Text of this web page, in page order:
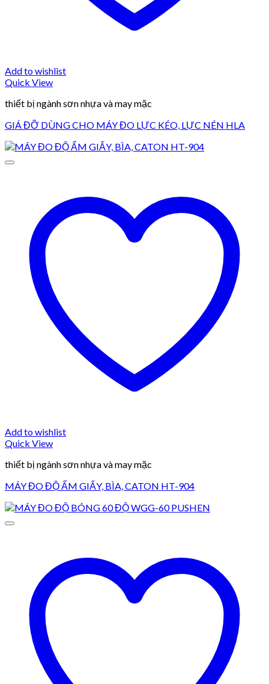
Add to wishlist
Quick View
thiết bị ngành sơn nhựa và may mặc
GIÁ ĐỠ DÙNG CHO MÁY ĐO LỰC KÉO, LỰC NÉN HLA
Add to wishlist
Quick View
thiết bị ngành sơn nhựa và may mặc
MÁY ĐO ĐỘ ẨM GIẤY, BÌA, CATON HT-904